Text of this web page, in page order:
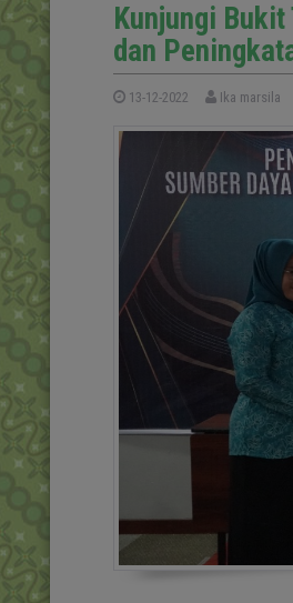
Kunjungi
dan
13-12-2022 Ika marsila